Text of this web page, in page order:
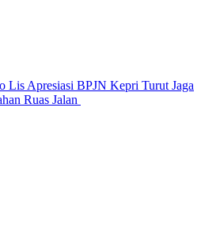
Lis Apresiasi BPJN Kepri Turut Jaga
Ruas Jalan